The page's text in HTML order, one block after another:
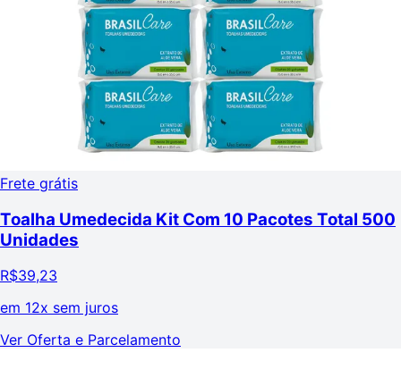
Frete grátis
Toalha Umedecida Kit Com 10 Pacotes Total 500
Unidades
R$39,23
em 12x sem juros
Ver Oferta e Parcelamento